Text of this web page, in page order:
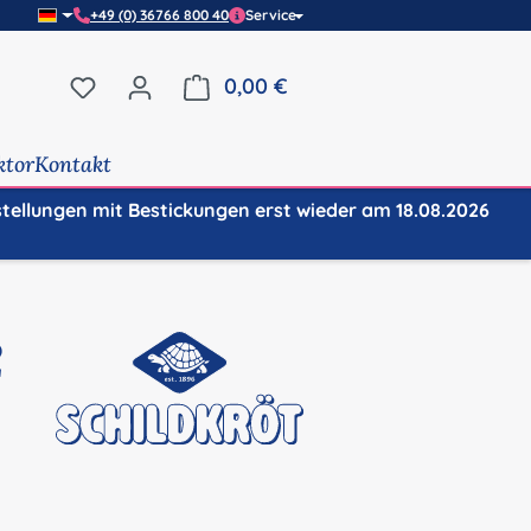
+49 (0) 36766 800 40 Service
Du hast 0 Produkte auf dem Merkzettel
0,00 €
Kontakt
mit Bestickungen erst wieder am 18.08.2026